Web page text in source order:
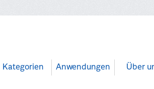
Kategorien Anwendungen Über